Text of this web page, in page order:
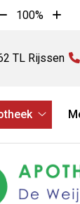
100%
Tekst
10%
TL Rijssen
De